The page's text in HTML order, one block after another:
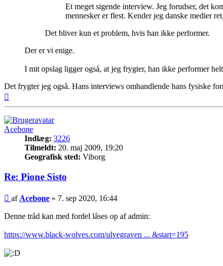
Et meget sigende interview. Jeg forudser, det
mennesker er flest. Kender jeg danske medier
Det bliver kun et problem, hvis han ikke performer.
Der er vi enige.
I mit opslag ligger også, at jeg frygter, han ikke performer
Det frygter jeg også. Hans interviews omhandlende hans fysiske
Acebone
Indlæg: 3226
Tilmeldt: 20. maj 2009, 19:20
Geografisk sted: Viborg
Re: Pione Sisto
Indlæg
af Acebone » 7. sep 2020, 16:44
Denne tråd kan med fordel låses op af admin:
https://www.black-wolves.com/ulvegraven ... &start=195